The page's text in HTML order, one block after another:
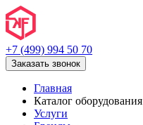
+7 (499) 994 50 70
Заказать звонок
Главная
Каталог оборудования
Услуги